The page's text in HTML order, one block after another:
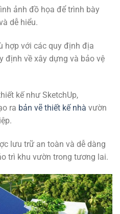
ảnh đồ họa để trình bày
dễ hiểu.
hợp với các quy định địa
định về xây dựng và bảo vệ
kế như SketchUp,
ra bản vẽ thiết kế nhà vườn
lưu trữ an toàn và dễ dàng
trì khu vườn trong tương lai.